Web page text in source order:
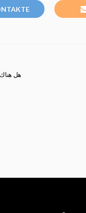
هل